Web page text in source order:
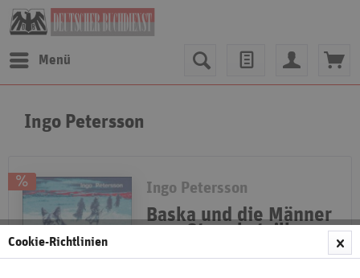
Menü
Ingo Petersson
Ingo Petersson
Baska und die Männer
vom Sturmbataillon
Cookie-Richtlinien